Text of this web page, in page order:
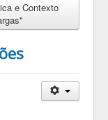
e Contexto